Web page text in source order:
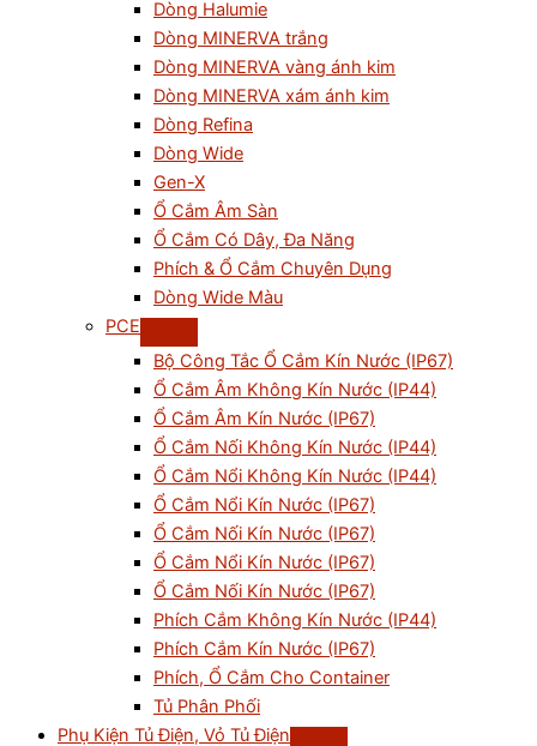
Dòng Halumie
Dòng MINERVA trắng
Dòng MINERVA vàng ánh kim
Dòng MINERVA xám ánh kim
Dòng Refina
Dòng Wide
Gen-X
Ổ Cắm Âm Sàn
Ổ Cắm Có Dây, Đa Năng
Phích & Ổ Cắm Chuyên Dụng
Dòng Wide Màu
PCE
Bộ Công Tắc Ổ Cắm Kín Nước (IP67)
Ổ Cắm Âm Không Kín Nước (IP44)
Ổ Cắm Âm Kín Nước (IP67)
Ổ Cắm Nối Không Kín Nước (IP44)
Ổ Cắm Nổi Không Kín Nước (IP44)
Ổ Cắm Nổi Kín Nước (IP67)
Ổ Cắm Nối Kín Nước (IP67)
Ổ Cắm Nổi Kín Nước (IP67)
Ổ Cắm Nối Kín Nước (IP67)
Phích Cắm Không Kín Nước (IP44)
Phích Cắm Kín Nước (IP67)
Phích, Ổ Cắm Cho Container
Tủ Phân Phối
Phụ Kiện Tủ Điện, Vỏ Tủ Điện